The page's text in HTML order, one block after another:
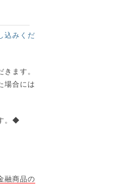
込みくだ
ます。
場合には
。◆
融商品の